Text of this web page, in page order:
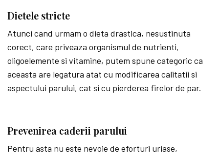
Dietele stricte
Atunci cand urmam o dieta drastica, nesustinuta
corect, care priveaza organismul de nutrienti,
oligoelemente si vitamine, putem spune categoric ca
aceasta are legatura atat cu modificarea calitatii si
aspectului parului, cat si cu pierderea firelor de par.
Prevenirea caderii parului
Pentru asta nu este nevoie de eforturi uriase,